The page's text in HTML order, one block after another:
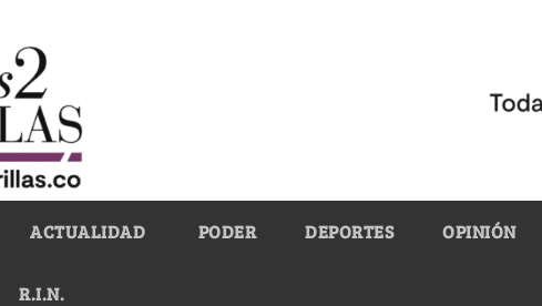
ACTUALIDAD PODER DEPORTES OPINIÓN
R.I.N.